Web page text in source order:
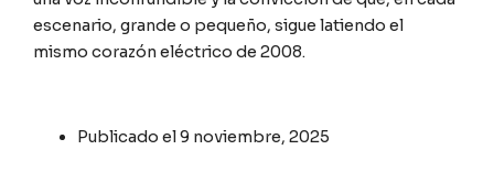
escenario, grande o pequeño, sigue latiendo el
mismo corazón eléctrico de 2008.
Publicado el9 noviembre, 2025